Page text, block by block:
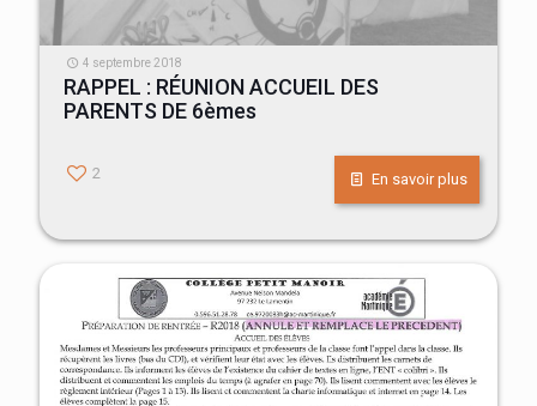
Nous rappelons aux parents des élèves des classes de
d’information qui se déroulera au collège Petit Manoir[…]
4 septembre 2018
RAPPEL : RÉUNION ACCUEIL DES
PARENTS DE 6èmes
2 En savoir plus